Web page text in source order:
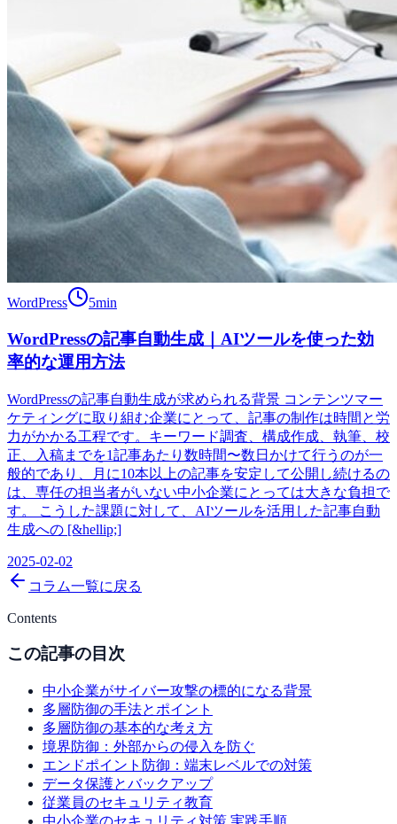
WordPress 5min
WordPressの記事自動生成｜AIツールを使った効
率的な運用方法
WordPressの記事自動生成が求められる背景 コンテンツマー
ケティングに取り組む企業にとって、記事の制作は時間と労
力がかかる工程です。キーワード調査、構成作成、執筆、校
正、入稿までを1記事あたり数時間〜数日かけて行うのが一
般的であり、月に10本以上の記事を安定して公開し続けるの
は、専任の担当者がいない中小企業にとっては大きな負担で
す。 こうした課題に対して、AIツールを活用した記事自動
生成への [&hellip;]
2025-02-02
コラム一覧に戻る
Contents
この記事の目次
中小企業がサイバー攻撃の標的になる背景
多層防御の手法とポイント
多層防御の基本的な考え方
境界防御：外部からの侵入を防ぐ
エンドポイント防御：端末レベルでの対策
データ保護とバックアップ
従業員のセキュリティ教育